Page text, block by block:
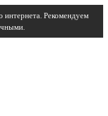
Рекомендуем